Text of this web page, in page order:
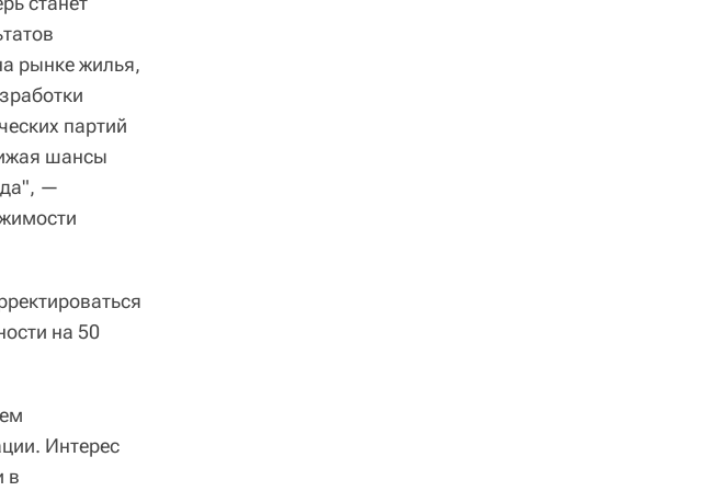
рынке жилья,
партий
шансы
—
на 50
Интерес
в